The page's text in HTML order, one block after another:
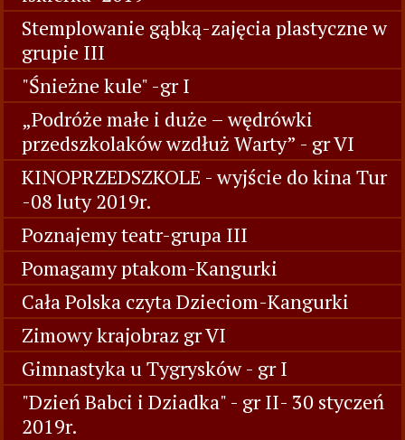
Stemplowanie gąbką-zajęcia plastyczne w
grupie III
"Śnieżne kule" -gr I
„Podróże małe i duże – wędrówki
przedszkolaków wzdłuż Warty” - gr VI
KINOPRZEDSZKOLE - wyjście do kina Tur
-08 luty 2019r.
Poznajemy teatr-grupa III
Pomagamy ptakom-Kangurki
Cała Polska czyta Dzieciom-Kangurki
Zimowy krajobraz gr VI
Gimnastyka u Tygrysków - gr I
"Dzień Babci i Dziadka" - gr II- 30 styczeń
2019r.